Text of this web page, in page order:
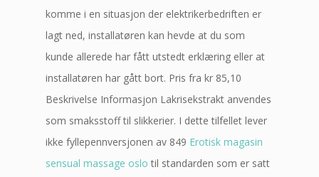
komme i en situasjon der elektrikerbedriften er
lagt ned, installatøren kan hevde at du som
kunde allerede har fått utstedt erklæring eller at
installatøren har gått bort. Pris fra kr 85,10
Beskrivelse Informasjon Lakrisekstrakt anvendes
som smaksstoff til slikkerier. I dette tilfellet lever
ikke fyllepennversjonen av 849 Erotisk magasin
sensual massage oslo til standarden som er satt